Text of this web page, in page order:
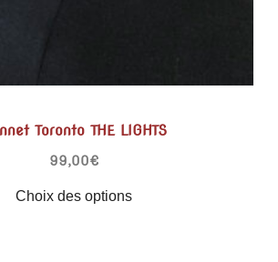
Toronto THE LIGHTS
99,00€
Choix des options